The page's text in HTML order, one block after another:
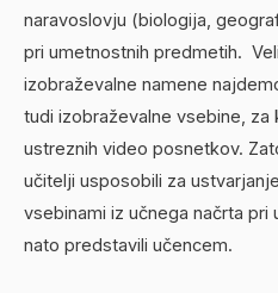
naravoslovju (biologija,
pri umetnostnih predmetih.
izobraževalne namene
tudi izobraževalne vsebine, za
ustreznih video posnetkov.
učitelji usposobili za
vsebinami iz učnega načrta pri
nato predstavili učencem.